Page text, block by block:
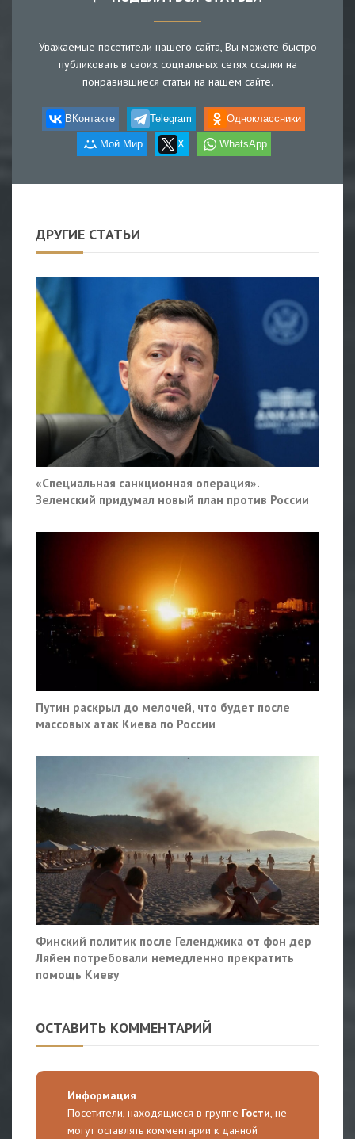
Уважаемые посетители нашего сайта, Вы можете быстро
публиковать в своих социальных сетях ссылки на
понравившиеся статьи на нашем сайте.
ВКонтакте Telegram Одноклассники
Мой Мир X WhatsApp
ДРУГИЕ СТАТЬИ
«Специальная санкционная операция».
Зеленский придумал новый план против России
Путин раскрыл до мелочей, что будет после
массовых атак Киева по России
Финский политик после Геленджика от фон дер
Ляйен потребовали немедленно прекратить
помощь Киеву
ОСТАВИТЬ КОММЕНТАРИЙ
Информация
Посетители, находящиеся в группе Гости, не
могут оставлять комментарии к данной